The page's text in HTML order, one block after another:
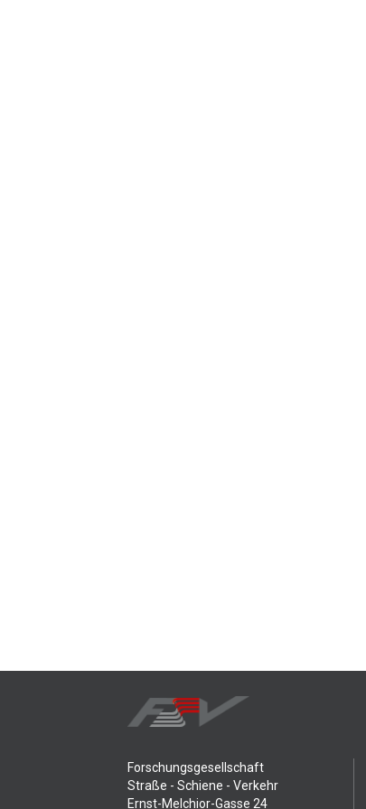
Forschungsgesellschaft
Straße - Schiene - Verkehr
Ernst-Melchior-Gasse 24